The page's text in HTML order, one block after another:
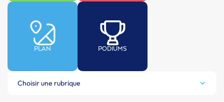
PLAN PODIUMS
Choisir une rubrique